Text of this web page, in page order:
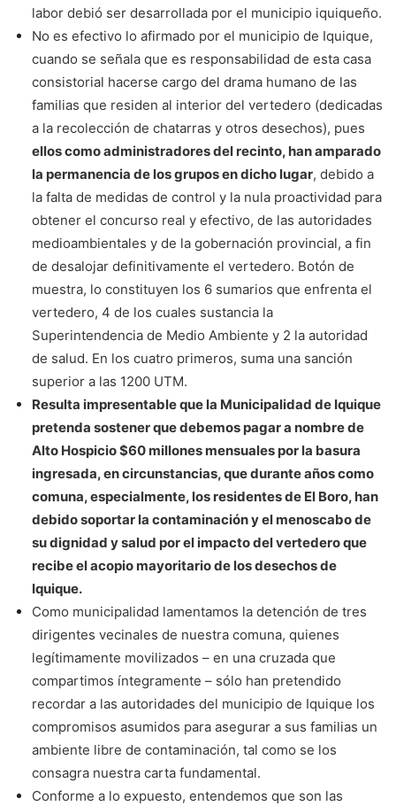
labor debió ser desarrollada por el municipio iquiqueño.
No es efectivo lo afirmado por el municipio de Iquique,
cuando se señala que es responsabilidad de esta casa
consistorial hacerse cargo del drama humano de las
familias que residen al interior del vertedero (dedicadas
a la recolección de chatarras y otros desechos), pues
ellos como administradores del recinto, han amparado
la permanencia de los grupos en dicho lugar, debido a
la falta de medidas de control y la nula proactividad para
obtener el concurso real y efectivo, de las autoridades
medioambientales y de la gobernación provincial, a fin
de desalojar definitivamente el vertedero. Botón de
muestra, lo constituyen los 6 sumarios que enfrenta el
vertedero, 4 de los cuales sustancia la
Superintendencia de Medio Ambiente y 2 la autoridad
de salud. En los cuatro primeros, suma una sanción
superior a las 1200 UTM.
Resulta impresentable que la Municipalidad de Iquique
pretenda sostener que debemos pagar a nombre de
Alto Hospicio $60 millones mensuales por la basura
ingresada, en circunstancias, que durante años como
comuna, especialmente, los residentes de El Boro, han
debido soportar la contaminación y el menoscabo de
su dignidad y salud por el impacto del vertedero que
recibe el acopio mayoritario de los desechos de
Iquique.
Como municipalidad lamentamos la detención de tres
dirigentes vecinales de nuestra comuna, quienes
legítimamente movilizados – en una cruzada que
compartimos íntegramente – sólo han pretendido
recordar a las autoridades del municipio de Iquique los
compromisos asumidos para asegurar a sus familias un
ambiente libre de contaminación, tal como se los
consagra nuestra carta fundamental.
Conforme a lo expuesto, entendemos que son las